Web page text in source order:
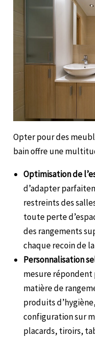
Opter pour des
bain offre une
Optimisation de
d’adapter
restreints des
toute perte
des rangements
chaque recoin de
Personnalisation
mesure répondent
matière de
produits
configuration sur
placards, tiroirs,